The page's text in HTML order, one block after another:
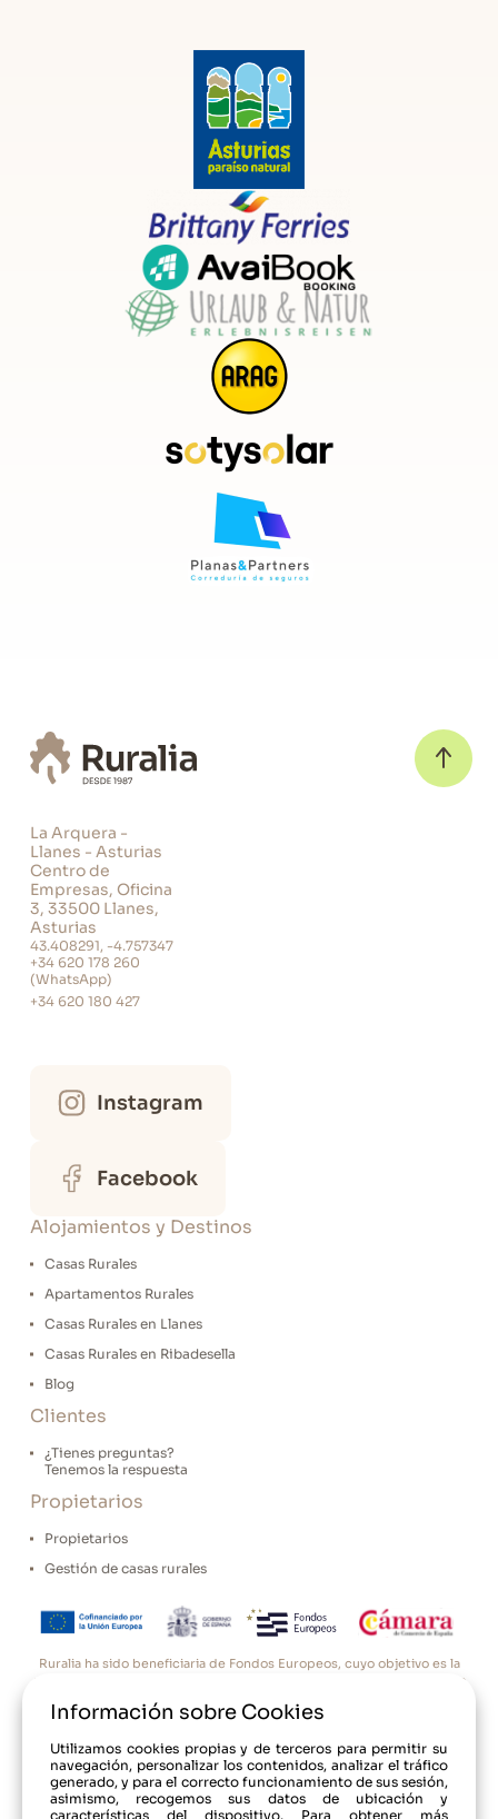
La Arquera -
Llanes - Asturias
Centro de
Empresas, Oficina
3, 33500 Llanes,
Asturias
43.408291, -4.757347
+34 620 178 260
(WhatsApp)
+34 620 180 427
Instagram
Facebook
Alojamientos y Destinos
Casas Rurales
Apartamentos Rurales
Casas Rurales en Llanes
Casas Rurales en Ribadesella
Blog
Clientes
¿Tienes preguntas?
Tenemos la respuesta
Propietarios
Propietarios
Gestión de casas rurales
Ruralia ha sido beneficiaria de Fondos Europeos, cuyo objetivo es la
mejora de la competitividad de las PYMES, y gracias al cual ha puesto
digitalización y la competitividad de las pymes durante el año 2025.
Cámara de Comercio de Oviedo. #EuropaSeSiente”
Información sobre Cookies
Utilizamos cookies propias y de terceros para permitir su
navegación, personalizar los contenidos, analizar el tráfico
generado, y para el correcto funcionamiento de sus sesión,
asimismo, recogemos sus datos de ubicación y
características del dispositivo. Para obtener más